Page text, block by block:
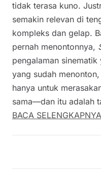
tidak terasa kuno.
semakin relevan di
kompleks dan gelap.
pernah menontonnya,
pengalaman
yang sudah
hanya untuk
sama—dan itu adalah
BACA